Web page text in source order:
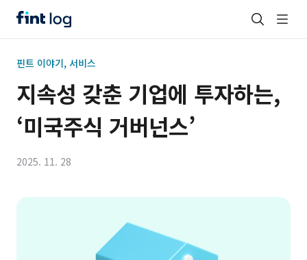
핀트 이야기, 서비스
지속성 갖춘 기업에 투자하는,
‘미국주식 거버넌스’
2025. 11. 28